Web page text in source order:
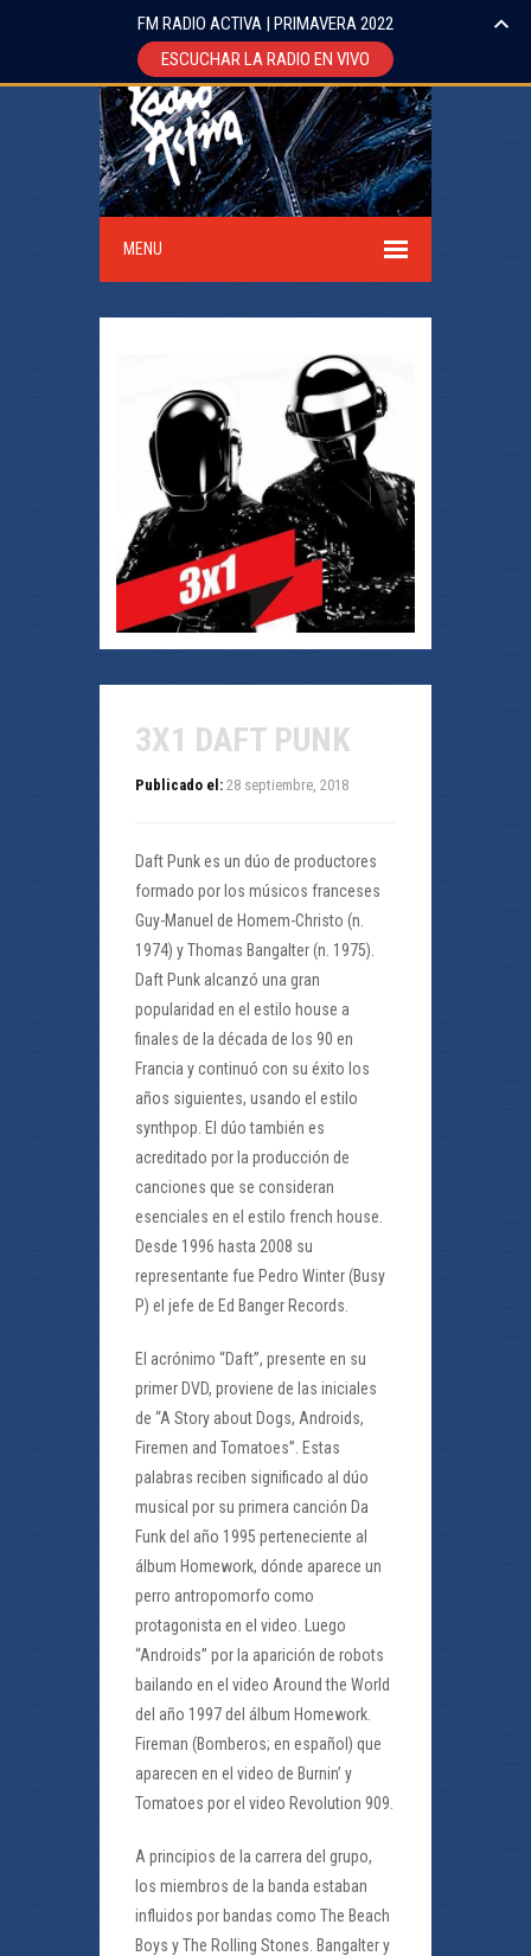
MENU
3X1 DAFT PUNK
Publicado el: 28 septiembre, 2018
Daft Punk es un dúo de productores
formado por los músicos franceses
Guy-Manuel de Homem-Christo (n.
1974) y Thomas Bangalter (n. 1975).
Daft Punk alcanzó una gran
popularidad en el estilo house a
finales de la década de los 90 en
Francia y continuó con su éxito los
años siguientes, usando el estilo
synthpop. El dúo también es
acreditado por la producción de
canciones que se consideran
esenciales en el estilo french house.
Desde 1996 hasta 2008 su
representante fue Pedro Winter (Busy
P) el jefe de Ed Banger Records.
El acrónimo “Daft”, presente en su
primer DVD, proviene de las iniciales
de “A Story about Dogs, Androids,
Firemen and Tomatoes”. Estas
palabras reciben significado al dúo
musical por su primera canción Da
Funk del año 1995 perteneciente al
álbum Homework, dónde aparece un
perro antropomorfo como
protagonista en el video. Luego
“Androids” por la aparición de robots
bailando en el video Around the World
del año 1997 del álbum Homework.
Fireman (Bomberos; en español) que
aparecen en el video de Burnin’ y
Tomatoes por el video Revolution 909.
A principios de la carrera del grupo,
los miembros de la banda estaban
influidos por bandas como The Beach
Boys y The Rolling Stones. Bangalter y
FM RADIO ACTIVA | PRIMAVERA 2022
ESCUCHAR LA RADIO EN VIVO